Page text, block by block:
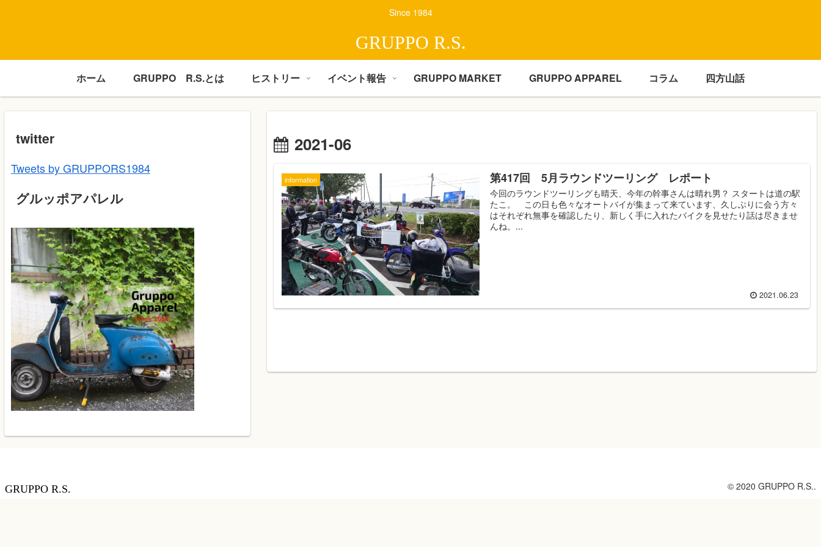
Since 1984
GRUPPO R.S.
ホーム GRUPPO R.S.とは ヒストリー イベント報告 GRUPPO MARKET GRUPPO APPAREL コラム 四方山話
2021-06
information 第417回 5月ラウンドツーリング レポート
今回のラウンドツーリングも晴天、今年の幹事さんは晴れ男？ スタートは道の駅
たこ。 この日も色々なオートバイが集まって来ています、久しぶりに会う方々
はそれぞれ無事を確認したり、新しく手に入れたバイクを見せたり話は尽きませ
んね。...
2021.06.23
twitter
Tweets by GRUPPORS1984
グルッポアパレル
GRUPPO R.S. © 2020 GRUPPO R.S..